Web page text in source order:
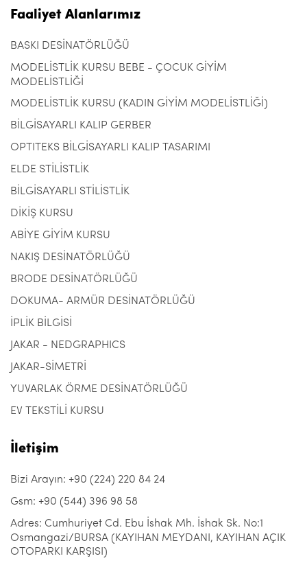
Faaliyet Alanlarımız
BASKI DESİNATÖRLÜĞÜ
MODELİSTLİK KURSU BEBE - ÇOCUK GİYİM
MODELİSTLİĞİ
MODELİSTLİK KURSU (KADIN GİYİM MODELİSTLİĞİ)
BİLGİSAYARLI KALIP GERBER
OPTITEKS BİLGİSAYARLI KALIP TASARIMI
ELDE STİLİSTLİK
BİLGİSAYARLI STİLİSTLİK
DİKİŞ KURSU
ABİYE GİYİM KURSU
NAKIŞ DESİNATÖRLÜĞÜ
BRODE DESİNATÖRLÜĞÜ
DOKUMA- ARMÜR DESİNATÖRLÜĞÜ
İPLİK BİLGİSİ
JAKAR - NEDGRAPHICS
JAKAR-SİMETRİ
YUVARLAK ÖRME DESİNATÖRLÜĞÜ
EV TEKSTİLİ KURSU
İletişim
Bizi Arayın: +90 (224) 220 84 24
Gsm: +90 (544) 396 98 58
Adres: Cumhuriyet Cd. Ebu İshak Mh. İshak Sk. No:1
Osmangazi/BURSA (KAYIHAN MEYDANI, KAYIHAN AÇIK
OTOPARKI KARŞISI)